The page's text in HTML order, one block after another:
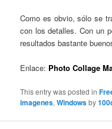
Como es obvio, sólo se
con los detalles. Con un
resultados bastante
Enlace: Photo Collage
This entry was posted in
imagenes,Windowsby